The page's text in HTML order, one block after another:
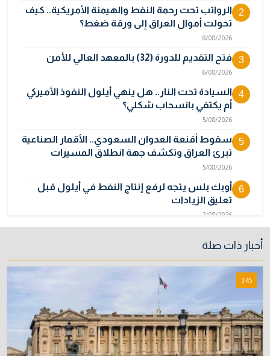
2
الرواتب تحت رحمة النفط والهيمنة الأمريكية.. كيف
تحولت أموال العراق إلى ورقة ضغط؟
8/08/2026
3 فتح التقديم للدورة (32) بالمعهد العالي للأمن
6/08/2026
4
السيادة تحت النار.. هل ينهي أيلول النفوذ الأميركي
أم يكتفي بانسحاب شكلي؟
5/08/2026
5
سقوط أقنعة العدوان السعودي.. الأقمار الصناعية
تبرئ العراق وتكشف جهة انطلاق المسيرات
5/08/2026
6
أوبك بلس يتجه لرفع إنتاج النفط في أيلول قبل
تعليق الزيادات
2/08/2026
3/08/2026
8
نائبة تحذر من اضطرابات بسبب تأخّر دفع رواتب
الموظفين
9
خطر "إيبولا" يتضاعف.. ارتفاع عدد الإصابات
بالفيروس إلى 3748
3/08/2026
أخبار ذات صلة
3:45